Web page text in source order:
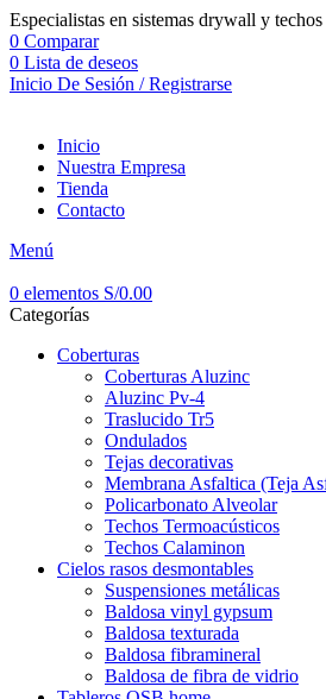
Especialistas en sistemas drywall y techos
0 Comparar
0 Lista de deseos
Inicio De Sesión / Registrarse
Inicio
Nuestra Empresa
Tienda
Contacto
Menú
0 elementos S/0.00
Categorías
Coberturas
Coberturas Aluzinc
Aluzinc Pv-4
Traslucido Tr5
Ondulados
Tejas decorativas
Membrana Asfaltica (Teja
Policarbonato Alveolar
Techos Termoacústicos
Techos Calaminon
Cielos rasos desmontables
Suspensiones metálicas
Baldosa vinyl gypsum
Baldosa texturada
Baldosa fibramineral
Baldosa de fibra de vidrio